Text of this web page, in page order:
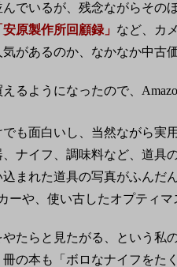
でいるが、残念ながらその
原製作所回顧録」 など、カ
気があるのか、なかなか中
るようになったので、
も面白いし、当然ながら実
ナイフ、調味料など、道具
まれた道具の写真がふんだ
ーや、使い古したオプティ
たらと見たがる、という私
の本も「ボロなナイフをた